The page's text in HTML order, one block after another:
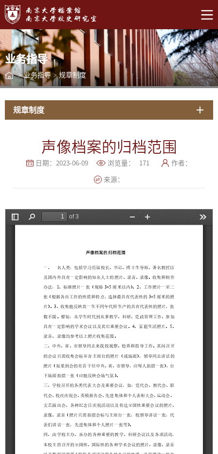
业务指导
> 业务指导 > 规章制度
规章制度
声像档案的归档范围
日期：2023-06-09 浏览量： 171 作者：
来源：